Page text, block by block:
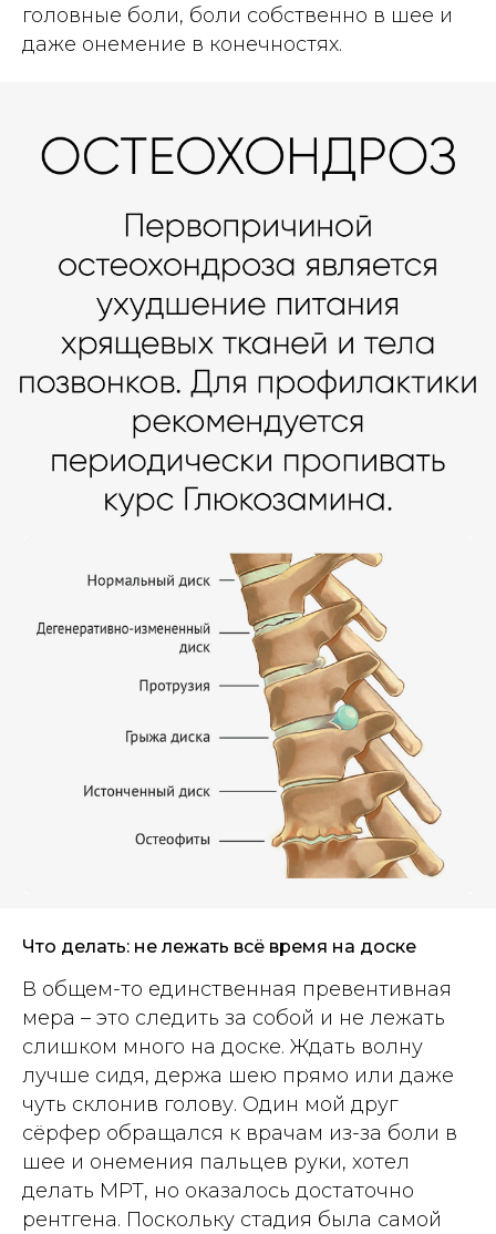
головные боли, боли собственно в шее и
даже онемение в конечностях.
Что делать: не лежать всё время на доске
В общем-то единственная превентивная
мера – это следить за собой и не лежать
слишком много на доске. Ждать волну
лучше сидя, держа шею прямо или даже
чуть склонив голову. Один мой друг
сёрфер обращался к врачам из-за боли в
шее и онемения пальцев руки, хотел
делать МРТ, но оказалось достаточно
рентгена. Поскольку стадия была самой
Красивая книга
в твёрдом переплёте
Знания, вдохновение и путеводитель
для опытных сёрферов и новичков со
смелыми мечтами.